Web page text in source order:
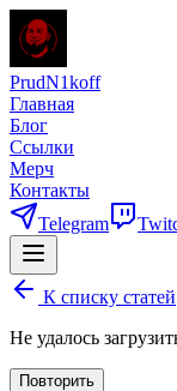
PrudN1koff
Главная
Блог
Ссылки
Мерч
Контакты
Telegram
К списку статей
Не удалось
Повторить